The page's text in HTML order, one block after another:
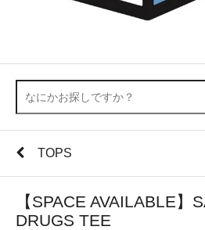
TOPS
【SPACE AVAILABLE】
DRUGS TEE